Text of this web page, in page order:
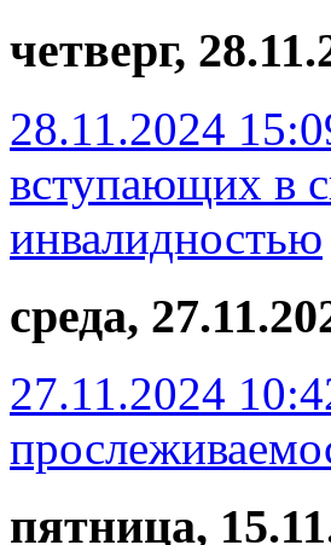
четверг,
28.11.2024
вступающих в
инвалидностью
среда,
27.11.2024
пятница,